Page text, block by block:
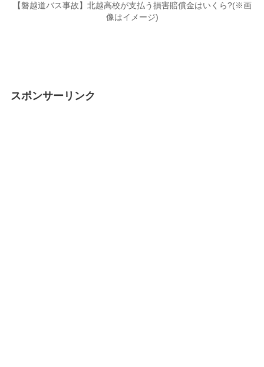
【磐越道バス事故】北越高校が支払う損害賠償金はいくら?(※画
像はイメージ)
スポンサーリンク